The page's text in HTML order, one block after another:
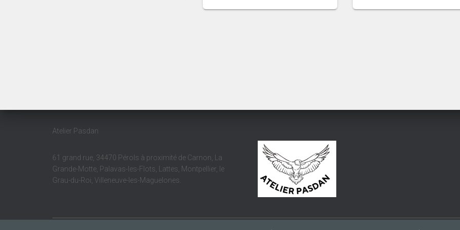
Atelier Pasdan
61 grand rue, 34470 Pérols à proximité de Carnon, La
Grande-Motte, Palavas-les-Flots, Lattes, Montpellier, le
Grau-du-Roi, Villeneuve-les-Maguelones.